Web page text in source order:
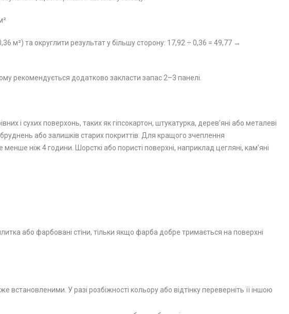
м²) та округлити результат у більшу сторону: 17,92 ÷ 0,36 = 49,77 →
рекомендується додатково закласти запас 2–3 панелі.
і сухих поверхонь, таких як гіпсокартон, штукатурка, дерев’яні або металеві
або залишків старих покриттів. Для кращого зчеплення
ніж 4 години. Шорсткі або пористі поверхні, наприклад цегляні, кам’яні
або фарбовані стіни, тільки якщо фарба добре тримається на поверхні
У разі розбіжності кольору або відтінку переверніть її іншою